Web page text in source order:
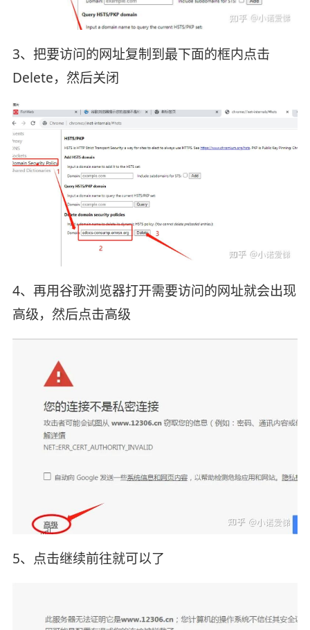
3、把要访问的网址复制到最下面的框内点击
Delete，然后关闭
4、再用谷歌浏览器打开需要访问的网址就会出现
高级，然后点击高级
5、点击继续前往就可以了